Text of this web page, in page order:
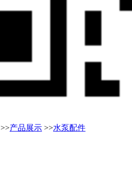
>>产品展示 >>水泵配件